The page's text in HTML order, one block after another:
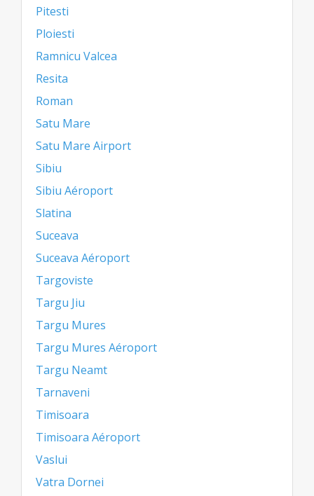
Pitesti
Ploiesti
Ramnicu Valcea
Resita
Roman
Satu Mare
Satu Mare Airport
Sibiu
Sibiu Aéroport
Slatina
Suceava
Suceava Aéroport
Targoviste
Targu Jiu
Targu Mures
Targu Mures Aéroport
Targu Neamt
Tarnaveni
Timisoara
Timisoara Aéroport
Vaslui
Vatra Dornei